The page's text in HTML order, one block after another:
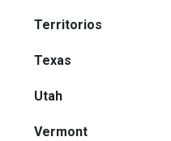
Territorios
Texas
Utah
Vermont